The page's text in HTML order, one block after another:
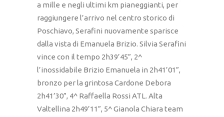
a mille e negli ultimi km pianeggianti, per
raggiungere l’arrivo nel centro storico di
Poschiavo, Serafini nuovamente sparisce
dalla vista di Emanuela Brizio. Silvia Serafini
vince con il tempo 2h39’45”, 2^
l’inossidabile Brizio Emanuela in 2h41’01”,
bronzo per la grintosa Cardone Debora
2h41’30”, 4^ Raffaella Rossi ATL. Alta
Valtellina 2h49’11”, 5^ Gianola Chiara team